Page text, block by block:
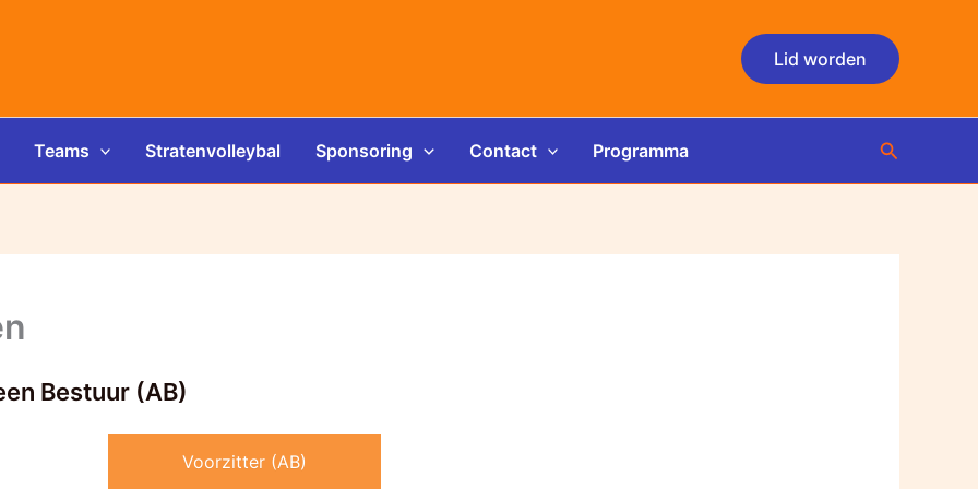
Lid worden
Teams Stratenvolleybal Sponsoring Contact Programma Zoeken
Bestuur (AB)
Voorzitter (AB)